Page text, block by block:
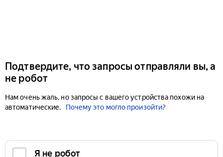
Подтвердите, что запросы отправляли вы, а
не робот
Нам очень жаль, но запросы с вашего устройства похожи на
автоматические.
Почему это могло произойти?